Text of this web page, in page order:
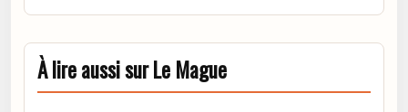
À lire aussi sur Le Mague